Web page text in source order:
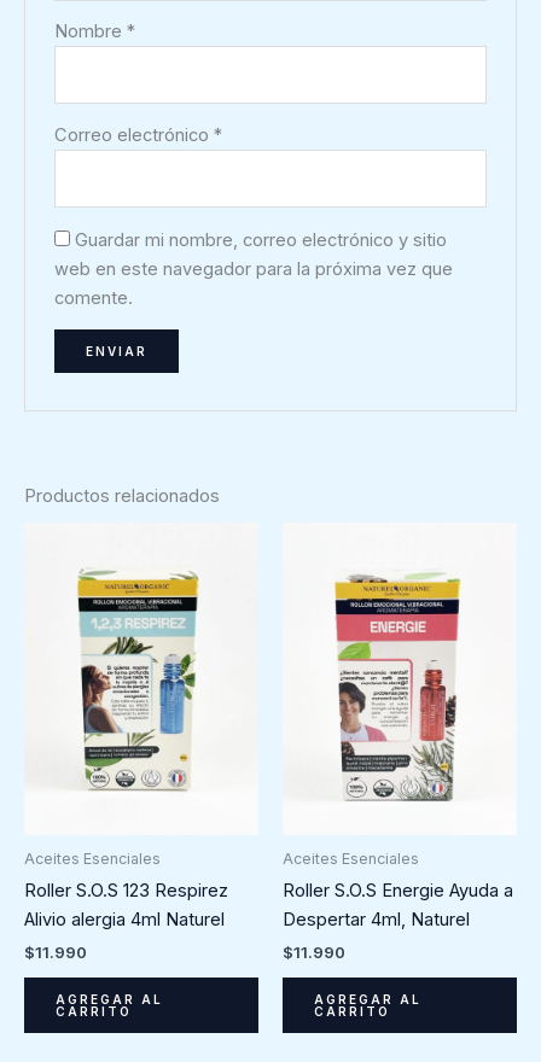
Nombre*
Correo electrónico*
Guardar mi nombre, correo electrónico y sitio
web en este navegador para la próxima vez que
comente.
Productos relacionados
Aceites Esenciales
Roller S.O.S 123 Respirez
Alivio alergia 4ml Naturel
$11.990
AGREGAR AL
CARRITO
Aceites Esenciales
Roller S.O.S Energie Ayuda a
Despertar 4ml, Naturel
$11.990
AGREGAR AL
CARRITO